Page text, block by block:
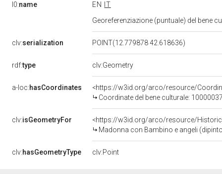
l0:name EN
IT
Georeferenziazione (puntuale) del bene
clv:serialization POINT(12.779878 42.618636)
rdf:type clv:Geometry
a-loc:hasCoordinates
<https://w3id.org/arco/resource/
Coordinate del bene culturale:
clv:isGeometryFor
<https://w3id.org/arco/resource/
Madonna con Bambino e angeli
clv:hasGeometryType clv:Point